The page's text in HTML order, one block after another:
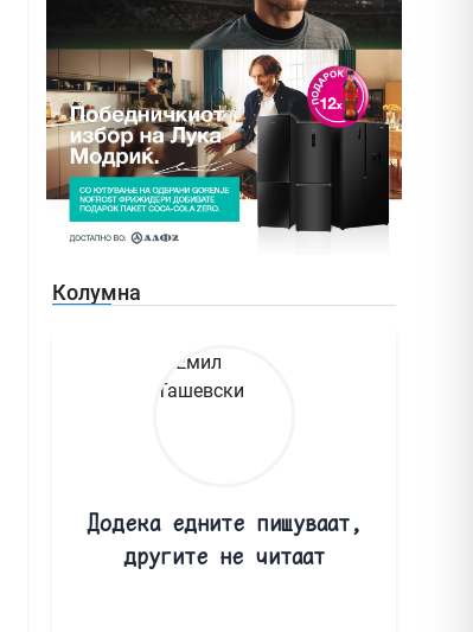
Колумна
Додека едните пишуваат,
другите не читаат